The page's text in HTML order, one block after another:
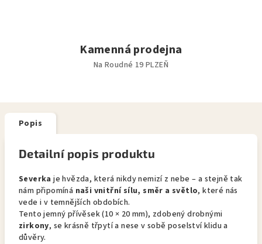
Kamenná prodejna
Na Roudné 19 PLZEŇ
Popis
Detailní popis produktu
Severka je hvězda, která nikdy nemizí z nebe – a stejně tak
nám připomíná naši vnitřní sílu, směr a světlo, které nás
vede i v temnějších obdobích.
Tento jemný přívěsek (10 × 20 mm), zdobený drobnými
zirkony, se krásně třpytí a nese v sobě poselství klidu a
důvěry.